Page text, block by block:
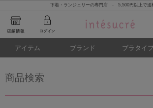
下着・ランジェリーの専門店 - 5,500円以上で
アイテム ブランド ブラタイ
商品検索